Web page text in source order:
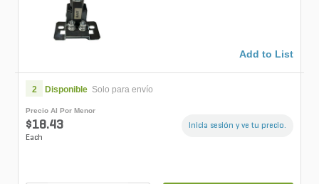
Add to List
2 Disponible Solo para envío
Precio Al Por Menor
$18.43
Each
Inicia sesión y ve tu precio.